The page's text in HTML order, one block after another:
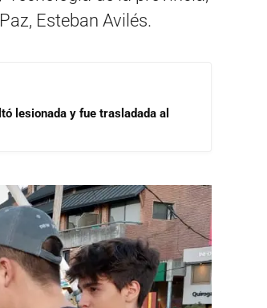
Esteban Avilés.
lesionada y fue trasladada al